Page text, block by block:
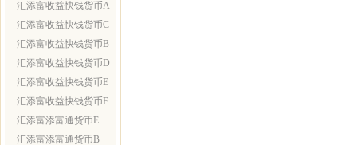
汇添富收益快钱货币A
汇添富收益快钱货币C
汇添富收益快钱货币B
汇添富收益快钱货币D
汇添富收益快钱货币E
汇添富收益快钱货币F
汇添富添富通货币E
汇添富添富通货币B